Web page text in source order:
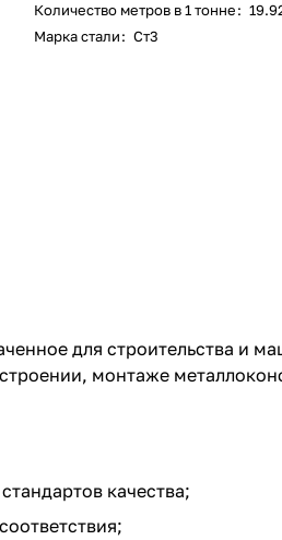
Количество метров в 1 тонне:
Марка стали: Ст3
для строительства и
монтаже
качества;